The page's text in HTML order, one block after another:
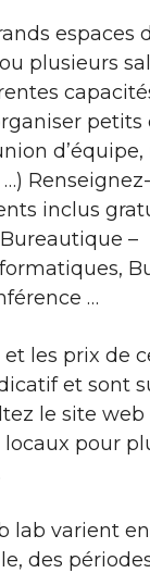
espaces
plusieurs
petits
inclus
–
…
les prix de
et sont
le site web
pour
lab varient
des